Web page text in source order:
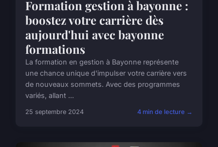
Formation gestion à bayonne :
boostez votre carrière dès
aujourd'hui avec bayonne
formations
La formation en gestion à Bayonne représente
une chance unique d'impulser votre carrière vers
de nouveaux sommets. Avec des programmes
variés, allant ...
25 septembre 2024 4 min de lecture →